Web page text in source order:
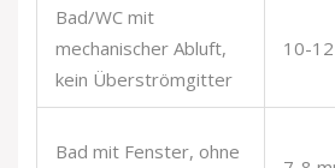
Bad/WC mit
mechanischer Abluft,
kein Überströmgitter
10-
Bad mit Fenster, ohne